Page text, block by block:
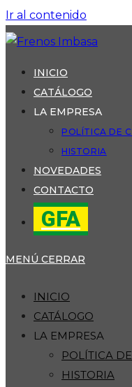
Ir al contenido
INICIO
CATÁLOGO
LA EMPRESA
POLÍTICA DE
HISTORIA
NOVEDADES
CONTACTO
GFA
MENÚ CERRAR
INICIO
CATÁLOGO
LA EMPRESA
POLÍTICA
HISTORIA